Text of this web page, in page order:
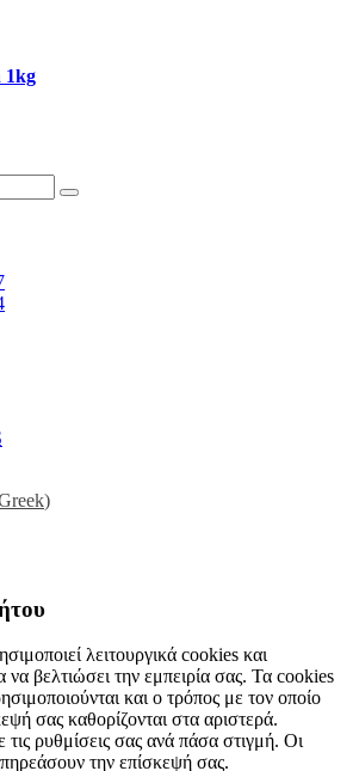
1kg
)
λειτουργικά cookies και
να βελτιώσει την εμπειρία σας. Τα cookies
και ο τρόπος με τον οποίο
σας καθορίζονται στα αριστερά.
ρυθμίσεις σας ανά πάσα στιγμή. Οι
την επίσκεψή σας.